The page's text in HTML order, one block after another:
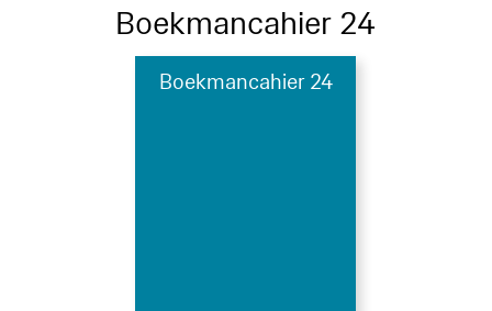
Boekmancahier 24
Boekmancahier 24